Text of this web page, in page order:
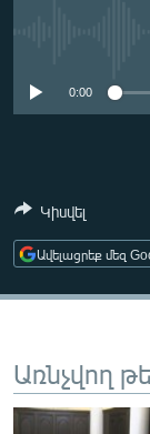
ՄԻՋԱԶԳԱՅԻՆ
ՏՏ ԵՒ ԻՆՏԵՐՆԵՏ
ՏԵՍԱՆՅՈՒԹԵՐ
0:00
Կիսվել
Ավելացրեք մեզ
Առնչվող